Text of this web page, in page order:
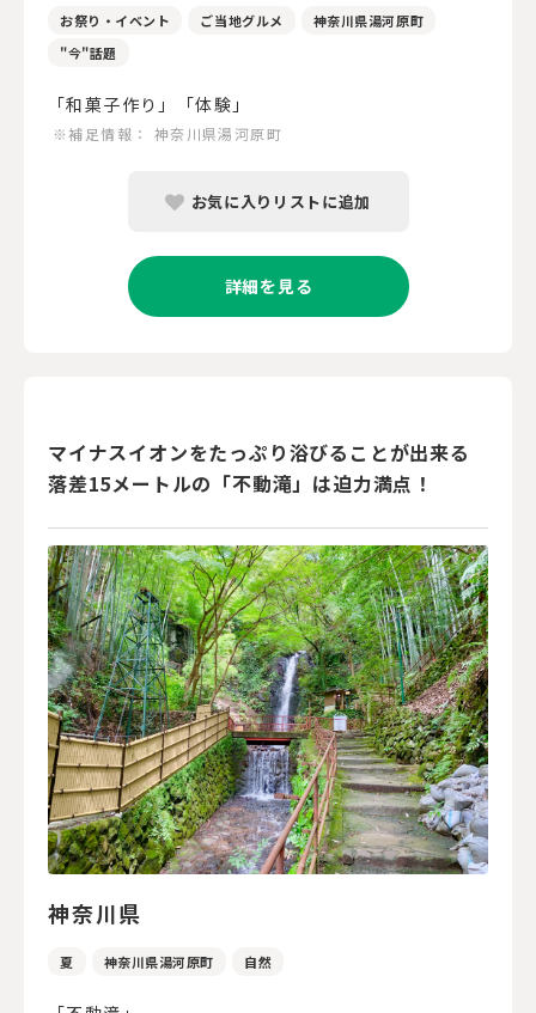
お祭り・イベント ご当地グルメ
神奈川県湯河原町
"今"話題
「和菓子作り」「体験」
※補足情報： 神奈川県湯河原町
お気に入りリストに追加
詳細を見る
マイナスイオンをたっぷり浴びることが出来る
落差15メートルの「不動滝」は迫力満点！
神奈川県
夏 神奈川県湯河原町 自然